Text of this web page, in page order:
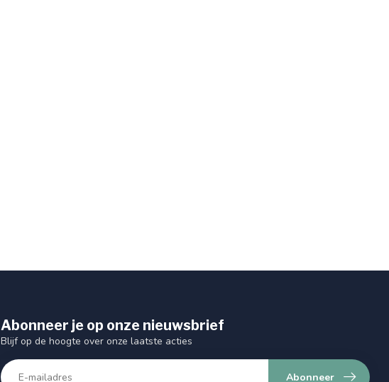
Abonneer je op onze nieuwsbrief
Blijf op de hoogte over onze laatste acties
Abonneer